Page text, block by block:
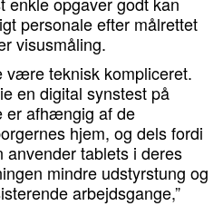
personale efter målrettet
visusmåling.
være teknisk kompliceret.
en digital synstest på
er afhængig af de
hjem, og dels fordi
tablets i deres
mindre udstyrstung og
arbejdsgange,”